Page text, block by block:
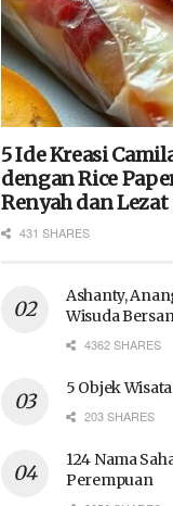
5 Ide Kreasi
dengan Rice
Renyah dan Lezat
431 SHARES
Ashanty,
Wisuda
4362 SHARES
5 Objek
203 SHARES
124 Nama
Perempuan